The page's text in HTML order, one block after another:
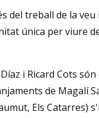
treball de la
única per viure
i Ricard Cots
de Magalí
Els Catarres)